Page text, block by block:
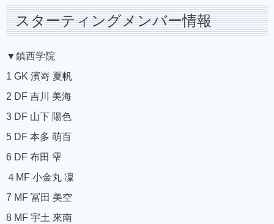
スターティングメンバー情報
▼鎮西学院
1 GK 濱嵜 夏帆
2 DF 吉川 美海
3 DF 山下 陽色
5 DF 本多 萌百
6 DF 布田 雫
４MF 小金丸 凜
7 MF 冨田 美空
8 MF 宇土 來南